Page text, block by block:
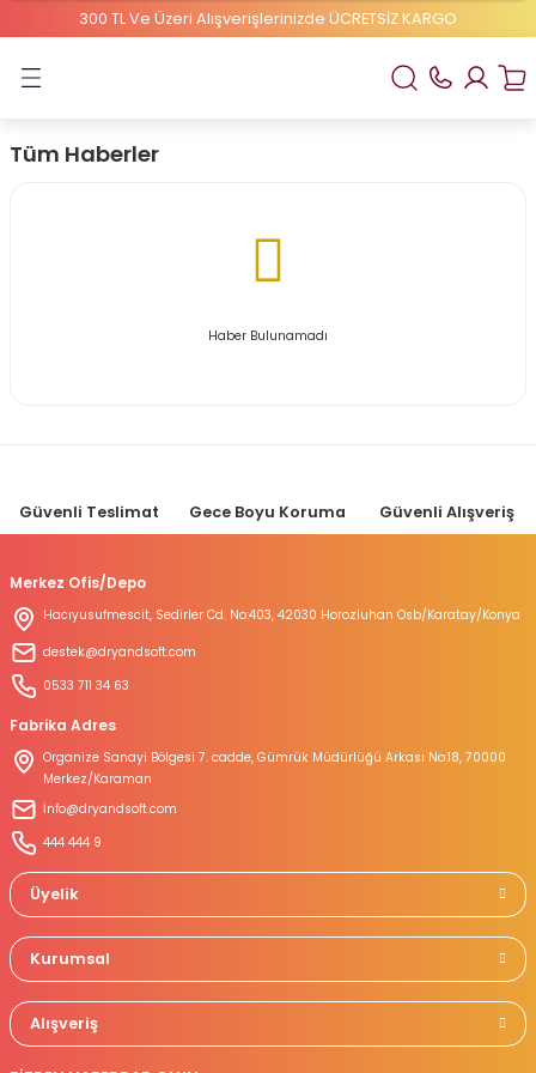
300 TL Ve Üzeri Alışverişlerinizde ÜCRETSİZ KARGO
Geri Dön
ELBEBEK ELİTE
Tüm Haberler
Haber Bulunamadı
Güvenli Teslimat Gece Boyu Koruma Güvenli Alışveriş
Merkez Ofis/Depo
Hacıyusufmescit, Sedirler Cd. No:403, 42030 Horozluhan Osb/Karatay/Konya
destek@dryandsoft.com
0533 711 34 63
Fabrika Adres
Organize Sanayi Bölgesi 7. cadde, Gümrük Müdürlüğü Arkası No:18, 70000
Merkez/Karaman
İnfo@dryandsoft.com
444 444 9
Üyelik
Kurumsal
Alışveriş